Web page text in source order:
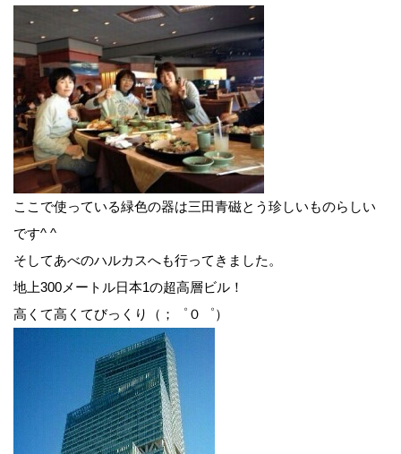
ここで使っている緑色の器は三田青磁とう珍しいものらしい
です^ ^
そしてあべのハルカスへも行ってきました。
地上300メートル日本1の超高層ビル！
高くて高くてびっくり（；゜０゜）